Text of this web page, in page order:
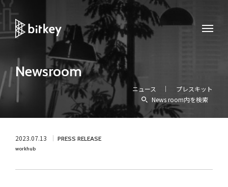
Newsroom
ニュース
プレスキット
News room内を検索
2023.07.13 PRESS RELEASE
workhub